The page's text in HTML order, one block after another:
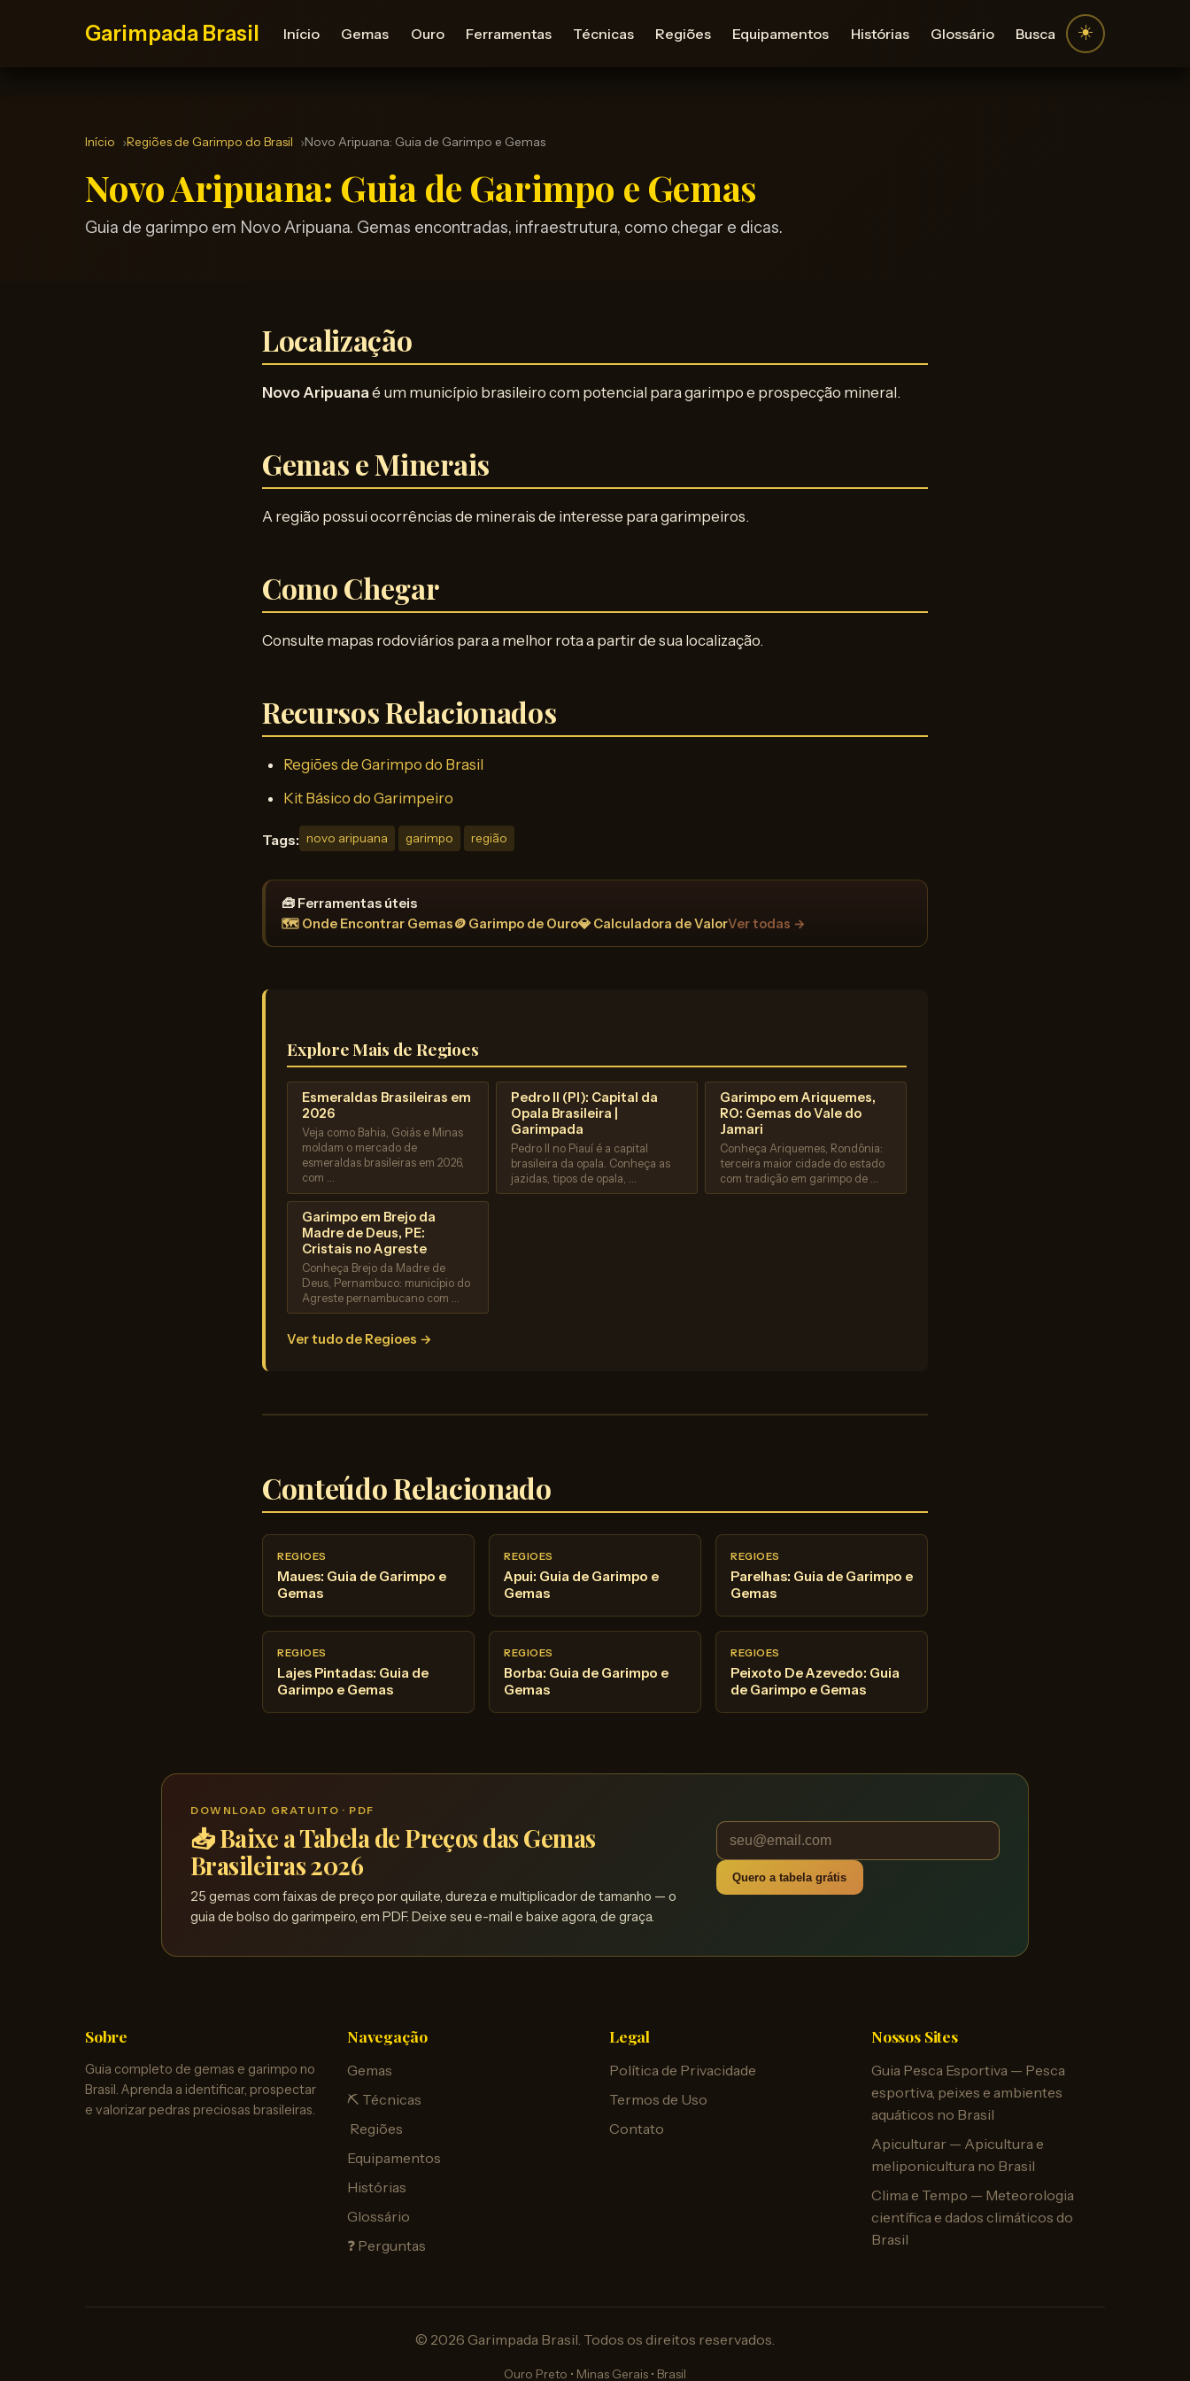
Garimpada Brasil Início Gemas Ouro Ferramentas Técnicas Regiões Equipamentos Histórias Glossário Busca ☀️
Início Regiões de Garimpo do Brasil Novo Aripuana: Guia de Garimpo e Gemas
Novo Aripuana: Guia de Garimpo e Gemas
Guia de garimpo em Novo Aripuana. Gemas encontradas, infraestrutura, como chegar e dicas.
Localização
Novo Aripuanaé um município brasileiro com potencial para garimpo e prospecção mineral.
Gemas e Minerais
A região possui ocorrências de minerais de interesse para garimpeiros.
Como Chegar
Consulte mapas rodoviários para a melhor rota a partir de sua localização.
Recursos Relacionados
Regiões de Garimpo do Brasil
Kit Básico do Garimpeiro
Tags: novo aripuana garimpo região
🧰 Ferramentas úteis
🗺️ Onde Encontrar Gemas🪙 Garimpo de Ouro💎 Calculadora de ValorVer todas →
Explore Mais de Regioes
Esmeraldas Brasileiras em
2026
Veja como Bahia, Goiás e Minas
moldam o mercado de
esmeraldas brasileiras em 2026,
com …
Pedro II (PI): Capital da
Opala Brasileira |
Garimpada
Pedro II no Piauí é a capital
brasileira da opala. Conheça as
jazidas, tipos de opala, …
Garimpo em Ariquemes,
RO: Gemas do Vale do
Jamari
Conheça Ariquemes, Rondônia:
terceira maior cidade do estado
com tradição em garimpo de …
Garimpo em Brejo da
Madre de Deus, PE:
Cristais no Agreste
Conheça Brejo da Madre de
Deus, Pernambuco: município do
Agreste pernambucano com …
Ver tudo de Regioes →
Conteúdo Relacionado
REGIOES
Maues: Guia de Garimpo e
Gemas
REGIOES
Apui: Guia de Garimpo e
Gemas
REGIOES
Parelhas: Guia de Garimpo e
Gemas
REGIOES
Lajes Pintadas: Guia de
Garimpo e Gemas
REGIOES
Borba: Guia de Garimpo e
Gemas
REGIOES
Peixoto De Azevedo: Guia
de Garimpo e Gemas
DOWNLOAD GRATUITO · PDF
📥 Baixe a Tabela de Preços das Gemas
Brasileiras 2026
25 gemas com faixas de preço por quilate, dureza e multiplicador de tamanho — o
guia de bolso do garimpeiro, em PDF. Deixe seu e-mail e baixe agora, de graça.
Quero a tabela grátis
Sobre
Guia completo de gemas e garimpo no
Brasil. Aprenda a identificar, prospectar
e valorizar pedras preciosas brasileiras.
Navegação
Gemas
⛏️ Técnicas
️ Regiões
Equipamentos
Histórias
Glossário
❓ Perguntas
Legal
Política de Privacidade
Termos de Uso
Contato
Nossos Sites
Guia Pesca Esportiva — Pesca
esportiva, peixes e ambientes
aquáticos no Brasil
Apiculturar — Apicultura e
meliponicultura no Brasil
Clima e Tempo — Meteorologia
científica e dados climáticos do
Brasil
© 2026 Garimpada Brasil. Todos os direitos reservados.
Ouro Preto • Minas Gerais • Brasil